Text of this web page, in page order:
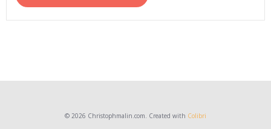
© 2026 Christophmalin.com. Created with Colibri